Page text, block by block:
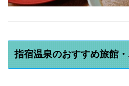
指宿温泉のおすすめ旅館